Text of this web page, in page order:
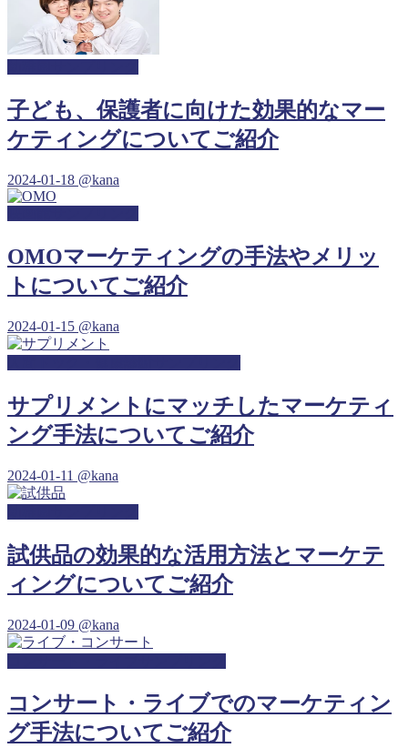
子ども、保護者に向けた効果的なマー
ケティングについてご紹介
2024-01-18 @kana
OMOマーケティングの手法やメリッ
トについてご紹介
2024-01-15 @kana
サプリメントにマッチしたマーケティ
ング手法についてご紹介
2024-01-11 @kana
試供品の効果的な活用方法とマーケテ
ィングについてご紹介
2024-01-09 @kana
コンサート・ライブでのマーケティン
グ手法についてご紹介